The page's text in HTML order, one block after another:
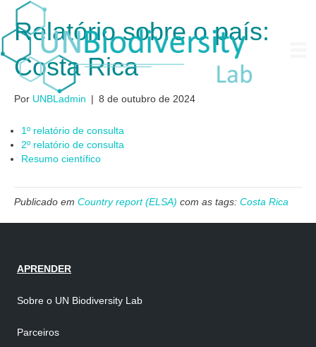
Relatório sobre o país:
Costa Rica
Por UNBLadmin | 8 de outubro de 2024
1º relatório de consulta
2º relatório de consulta
Resumo científico
Publicado em Country report (ELSA) com as tags: Costa Rica
APRENDER
Sobre o UN Biodiversity Lab
Parceiros